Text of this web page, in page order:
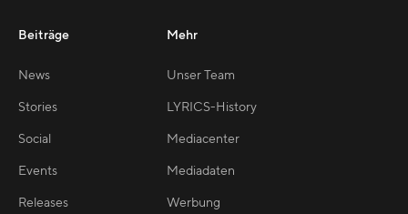
Beiträge
News
Stories
Social
Events
Releases
Mehr
Unser Team
LYRICS-History
Mediacenter
Mediadaten
Werbung